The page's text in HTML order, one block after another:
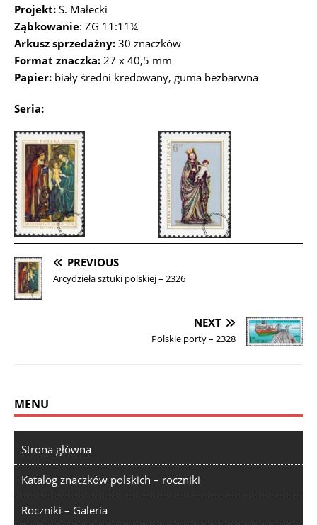
Projekt: S. Małecki
Ząbkowanie: ZG 11:11¼
Arkusz sprzedażny: 30 znaczków
Format znaczka: 27 x 40,5 mm
Papier: biały średni kredowany, guma bezbarwna
Seria:
PREVIOUS
Arcydzieła sztuki polskiej – 2326
NEXT
Polskie porty – 2328
MENU
Strona główna
Katalog znaczków polskich – roczniki
Roczniki – Galeria